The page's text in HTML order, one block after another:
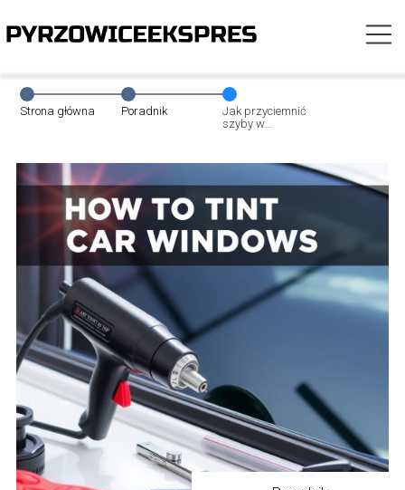
Strona główna Poradnik
Jak przyciemnić
szyby w